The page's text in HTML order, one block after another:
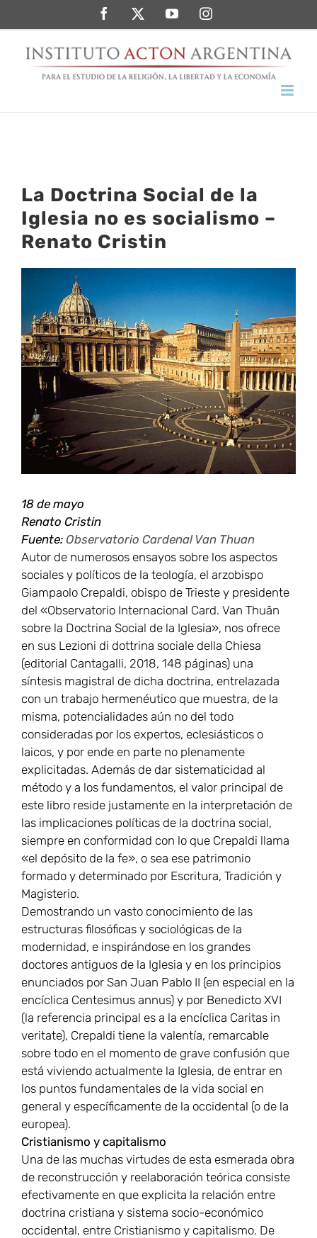
al
contenido
FacebookTwitterYouTubeInstagram
La Doctrina Social de la
Iglesia no es socialismo –
Renato Cristin
más
grande
18 de mayo
Renato Cristin
Fuente: Observatorio Cardenal Van Thuan
Autor de numerosos ensayos sobre los aspectos
sociales y políticos de la teología, el arzobispo
Giampaolo Crepaldi, obispo de Trieste y presidente
del «Observatorio Internacional Card. Van Thuân
sobre la Doctrina Social de la Iglesia», nos ofrece
en sus Lezioni di dottrina sociale della Chiesa
(editorial Cantagalli, 2018, 148 páginas) una
síntesis magistral de dicha doctrina, entrelazada
con un trabajo hermenéutico que muestra, de la
misma, potencialidades aún no del todo
consideradas por los expertos, eclesiásticos o
laicos, y por ende en parte no plenamente
explicitadas. Además de dar sistematicidad al
método y a los fundamentos, el valor principal de
este libro reside justamente en la interpretación de
las implicaciones políticas de la doctrina social,
siempre en conformidad con lo que Crepaldi llama
«el depósito de la fe», o sea ese patrimonio
formado y determinado por Escritura, Tradición y
Magisterio.
Demostrando un vasto conocimiento de las
estructuras filosóficas y sociológicas de la
modernidad, e inspirándose en los grandes
doctores antiguos de la Iglesia y en los principios
enunciados por San Juan Pablo II (en especial en la
encíclica Centesimus annus) y por Benedicto XVI
(la referencia principal es a la encíclica Caritas in
veritate), Crepaldi tiene la valentía, remarcable
sobre todo en el momento de grave confusión que
está viviendo actualmente la Iglesia, de entrar en
los puntos fundamentales de la vida social en
general y específicamente de la occidental (o de la
europea).
Cristianismo y capitalismo
Una de las muchas virtudes de esta esmerada obra
de reconstrucción y reelaboración teórica consiste
efectivamente en que explicita la relación entre
doctrina cristiana y sistema socio-económico
occidental, entre Cristianismo y capitalismo. De